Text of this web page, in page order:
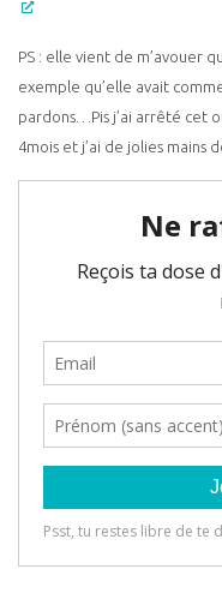
PS : elle vient de m’avouer
exemple qu’elle avait
pardons…Pis j’ai arrêté cet
4mois et j’ai de jolies mains